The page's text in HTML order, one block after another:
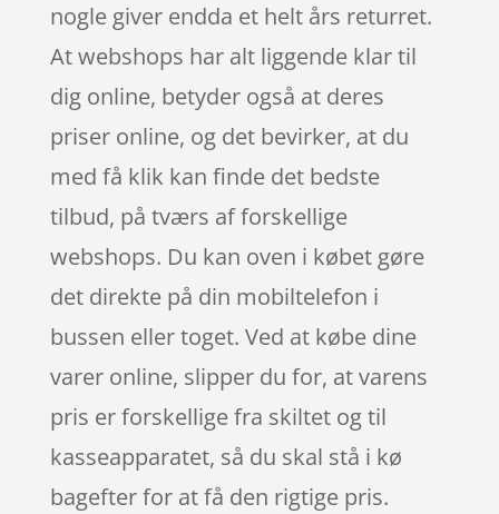
nogle giver endda et helt års returret.
At webshops har alt liggende klar til
dig online, betyder også at deres
priser online, og det bevirker, at du
med få klik kan finde det bedste
tilbud, på tværs af forskellige
webshops. Du kan oven i købet gøre
det direkte på din mobiltelefon i
bussen eller toget. Ved at købe dine
varer online, slipper du for, at varens
pris er forskellige fra skiltet og til
kasseapparatet, så du skal stå i kø
bagefter for at få den rigtige pris.